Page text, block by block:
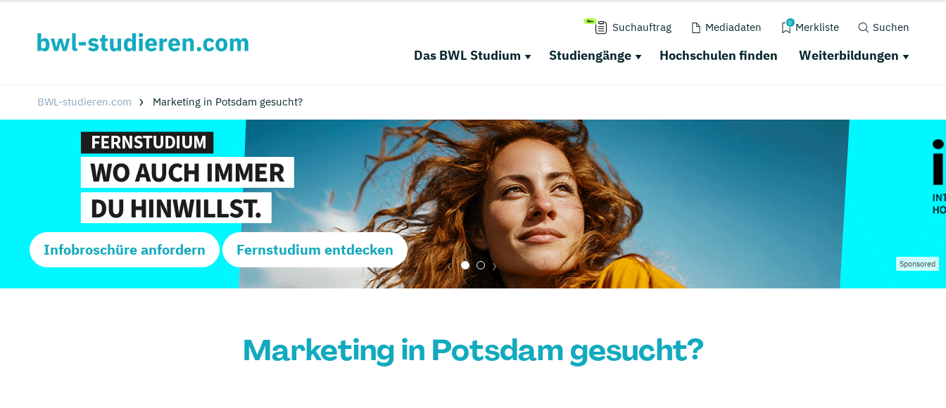
Suchauftrag Mediadaten 0 Merkliste Suchen
Das BWL Studium Studiengänge Hochschulen finden Weiterbildungen
BWL-studieren.com Marketing in Potsdam gesucht?
Infobroschüre anfordern Fernstudium entdecken
Sponsored
Marketing in Potsdam gesucht?